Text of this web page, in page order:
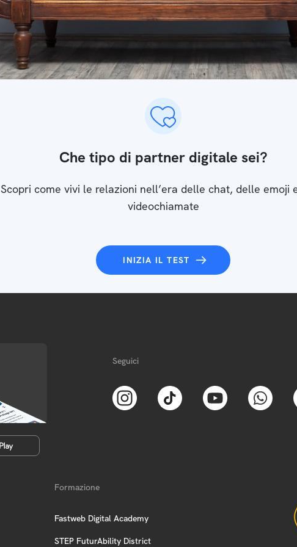
Che tipo di partner digitale sei?
Scopri come vivi le relazioni nell’era delle chat, delle emoji
videochiamate
INIZIA IL TEST
Seguici
Formazione
Fastweb Digital Academy
STEP FuturAbility District